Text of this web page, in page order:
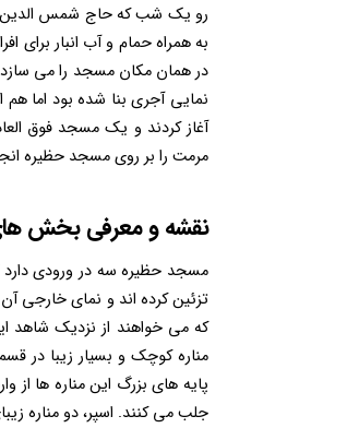
رو یک شب که حاج شمس الدین
به همراه حمام و آب انبار
در همان مکان مسجد را می
آغاز کردند و یک مسجد فوق
مرمت را بر روی مسجد حظیره
نقشه و معرفی بخش
مسجد حظیره سه در ورودی دارد
تزئین کرده اند و نمای خارجی
که می خواهند از نزدیک شاهد
مناره کوچک و بسیار زیبا در
پایه های بزرگ این مناره ها
جلب می کنند. اسپر، دو مناره